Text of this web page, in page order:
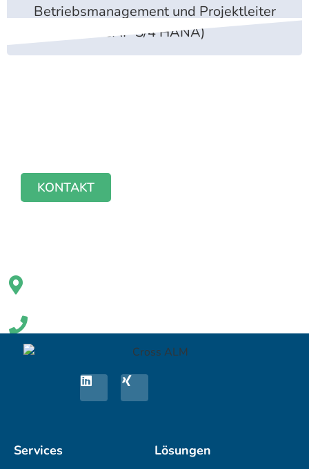
Betriebsmanagement und Projektleiter
SAP S/4 HANA)
KONTAKT
solutions@crossalm.com
Services Lösungen